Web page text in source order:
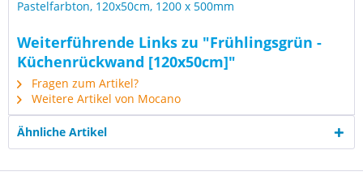
Pastelfarbton, 120x50cm, 1200 x 500mm
Weiterführende Links zu "Frühlingsgrün -
Küchenrückwand [120x50cm]"
Fragen zum Artikel?
Weitere Artikel von Mocano
Ähnliche Artikel